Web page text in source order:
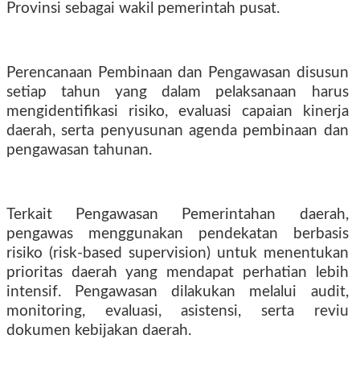
Provinsi sebagai wakil pemerintah pusat.
Perencanaan Pembinaan dan Pengawasan disusun
setiap tahun yang dalam pelaksanaan harus
mengidentifikasi risiko, evaluasi capaian kinerja
daerah, serta penyusunan agenda pembinaan dan
pengawasan tahunan.
Terkait Pengawasan Pemerintahan daerah,
pengawas menggunakan pendekatan berbasis
risiko (risk-based supervision) untuk menentukan
prioritas daerah yang mendapat perhatian lebih
intensif. Pengawasan dilakukan melalui audit,
monitoring, evaluasi, asistensi, serta reviu
dokumen kebijakan daerah.